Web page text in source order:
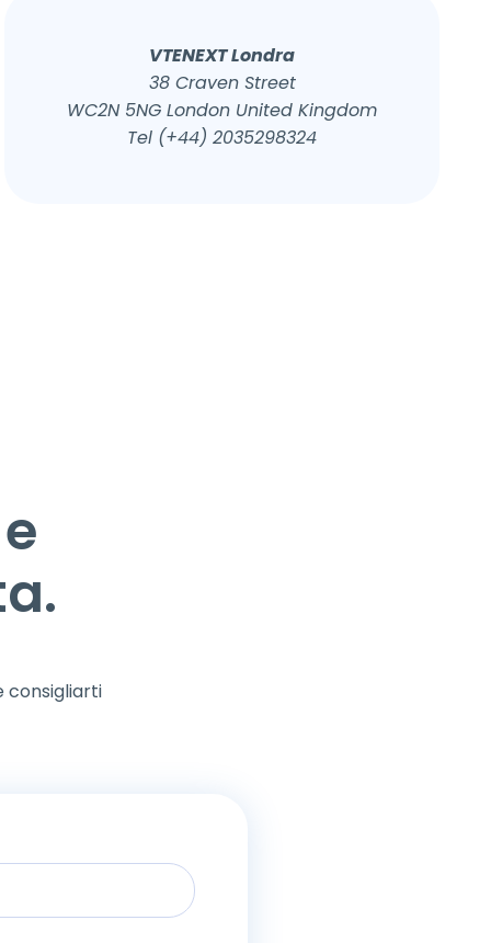
VTENEXT Londra
38 Craven Street
WC2N 5NG London United Kingdom
Tel (+44) 2035298324
consigliarti